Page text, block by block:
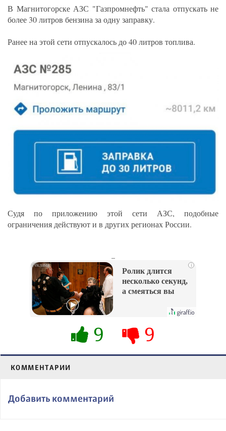
В Магнитогорске АЗС "Газпромнефть" стала отпускать не
более 30 литров бензина за одну заправку.
Ранее на этой сети отпускалось до 40 литров топлива.
Судя по приложению этой сети АЗС, подобные
ограничения действуют и в других регионах России.
i
Ролик длится
несколько секунд,
а смеяться вы
9 9
КОММЕНТАРИИ
Добавить комментарий